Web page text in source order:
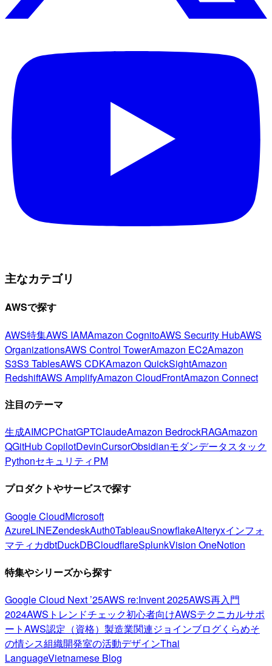
主なカテゴリ
AWSで探す
AWS特集AWS IAMAmazon CognitoAWS Security HubAWS
OrganizationsAWS Control TowerAmazon EC2Amazon
S3S3 TablesAWS CDKAmazon QuickSightAmazon
RedshiftAWS AmplifyAmazon CloudFrontAmazon Connect
注目のテーマ
生成AIMCPChatGPTClaudeAmazon BedrockRAGAmazon
QGitHub CopilotDevinCursorObsidianモダンデータスタック
PythonセキュリティPM
プロダクトやサービスで探す
Google CloudMicrosoft
AzureLINEZendeskAuth0TableauSnowflakeAlteryxインフォ
マティカdbtDuckDBCloudflareSplunkVision OneNotion
特集やシリーズから探す
Google Cloud Next ’25AWS re:Invent 2025AWS再入門
2024AWSトレンドチェック初心者向けAWSテクニカルサポ
ートAWS認定（資格） 製造業関連ジョインブログくらめそ
の情シス組織開発室の活動デザインThai
LanguageVietnamese Blog